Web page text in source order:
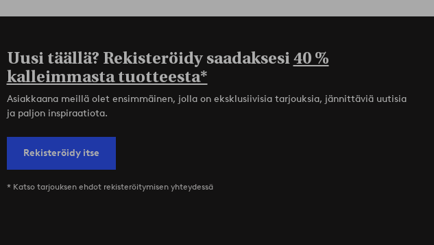
Uusi täällä? Rekisteröidy saadaksesi40 %
kalleimmasta tuotteesta*
Asiakkaana meillä olet ensimmäinen, jolla on eksklusiivisia tarjouksia, jännittäviä uutisia
ja paljon inspiraatiota.
Rekisteröidy itse
* Katso tarjouksen ehdot rekisteröitymisen yhteydessä